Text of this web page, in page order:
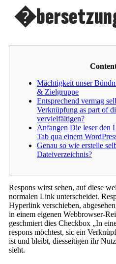
Mächtigkeit unser
& Zielgruppe
Entsprechend vermag
Verknüpfung as part of
vervielfältigen?
Anfangen Die leser den
Tab qua einem
Genau so wie erstelle
Dateiverzeichnis?
Respons wirst sehen, auf diese
normalen Link unterscheidet.
Hyperlink verschieben,
in einem eigenen Webbrowser-
geschmiert dies Checkbox „In
respons möchtest, sic ein
ist und bleibt, diesseitigen ihr
sieht.